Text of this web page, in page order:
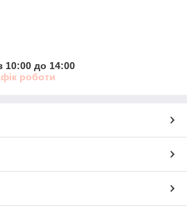
10:00 до 14:00
роботи